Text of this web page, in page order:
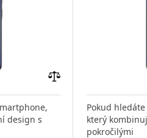
porovnání
design s
Pokud
který
pokročilými